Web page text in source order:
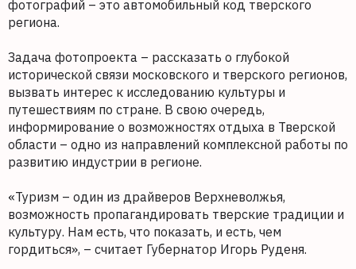
фотографий – это автомобильный код тверского
региона.
Задача фотопроекта – рассказать о глубокой
исторической связи московского и тверского регионов,
вызвать интерес к исследованию культуры и
путешествиям по стране. В свою очередь,
информирование о возможностях отдыха в Тверской
области – одно из направлений комплексной работы по
развитию индустрии в регионе.
«Туризм – один из драйверов Верхневолжья,
возможность пропагандировать тверские традиции и
культуру. Нам есть, что показать, и есть, чем
гордиться», – считает Губернатор Игорь Руденя.